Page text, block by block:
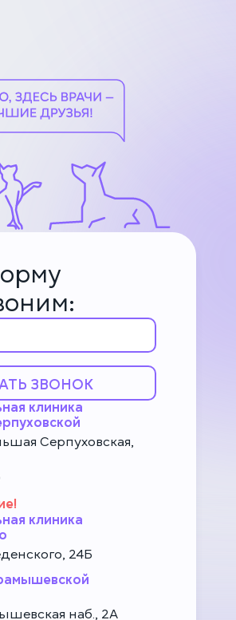
ЗВОНОК
клиника
Серпуховская,
клиника
24Б
наб., 2А